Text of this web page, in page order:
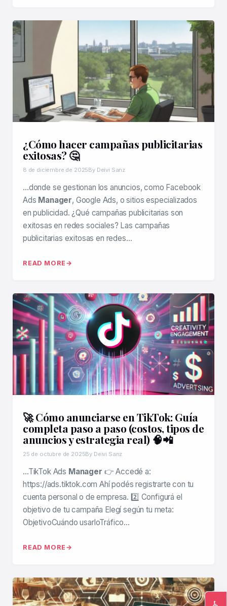
¿Cómo hacer campañas publicitarias
exitosas? 🤔
8 de diciembre de 2025By Deivi Sanz
…donde se gestionan los anuncios, como Facebook
Ads Manager, Google Ads, o sitios especializados
en publicidad. ¿Qué campañas publicitarias son
exitosas en redes sociales? Las campañas
publicitarias exitosas en redes…
READ MORE
🚀 Cómo anunciarse en TikTok: Guía
completa paso a paso (costos, tipos de
anuncios y estrategia real) 🧠📲
25 de octubre de 2025By Deivi Sanz
…TikTok Ads Manager 👉 Accedé a:
https://ads.tiktok.com Ahí podés registrarte con tu
cuenta personal o de empresa. 2️⃣ Configurá el
objetivo de tu campaña Elegí según tu meta:
ObjetivoCuándo usarloTráfico…
READ MORE